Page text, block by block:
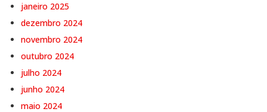
janeiro 2025
dezembro 2024
novembro 2024
outubro 2024
julho 2024
junho 2024
maio 2024